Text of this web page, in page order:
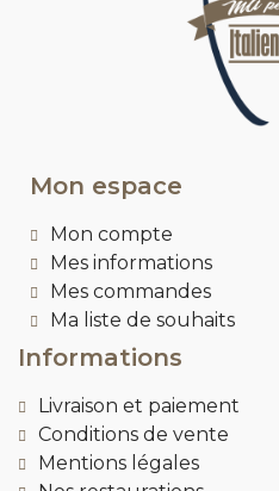
Mon espace
Mon compte
Mes informations
Mes commandes
Ma liste de souhaits
Informations
Livraison et paiement
Conditions de vente
Mentions légales